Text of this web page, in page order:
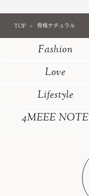
TOP 骨格ナチュラル
Fashion
Love
Lifestyle
4MEEE NOTE